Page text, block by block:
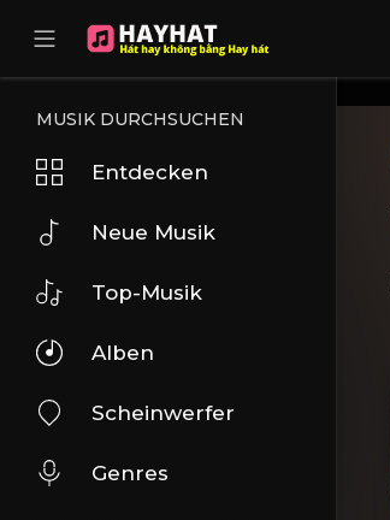
MUSIK DURCHSUCHEN
Entdecken
Neue Musik
Top-Musik
Alben
Scheinwerfer
Genres